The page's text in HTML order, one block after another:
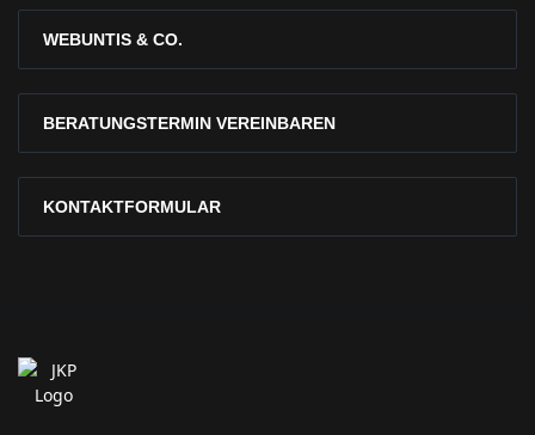
WEBUNTIS & CO.
BERATUNGSTERMIN VEREINBAREN
KONTAKTFORMULAR